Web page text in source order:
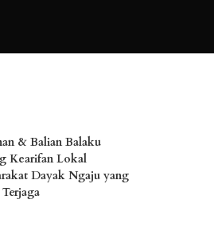
& Balian Balaku
Kearifan Lokal
Dayak Ngaju yang